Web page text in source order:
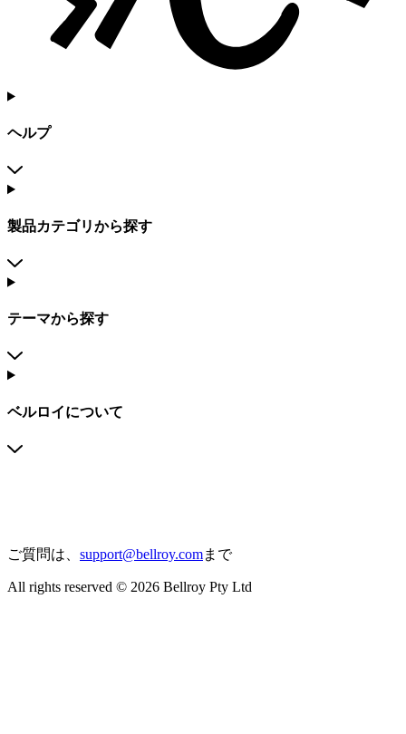
ヘルプ
製品カテゴリから探す
テーマから探す
ベルロイについて
ご質問は、 support@bellroy.comまで
All rights reserved © 2026 Bellroy Pty Ltd